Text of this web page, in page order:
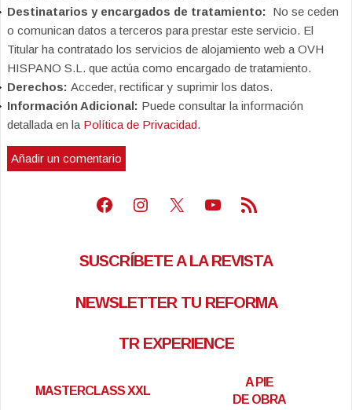
Destinatarios y encargados de tratamiento: No se ceden
o comunican datos a terceros para prestar este servicio. El
Titular ha contratado los servicios de alojamiento web a OVH
HISPANO S.L. que actúa como encargado de tratamiento.
Derechos: Acceder, rectificar y suprimir los datos.
Información Adicional: Puede consultar la información
detallada en la Política de Privacidad.
Facebook
Instagram
X Youtube
Feed RSS
SUSCRÍBETE A LA REVISTA
NEWSLETTER TU REFORMA
TR EXPERIENCE
MASTERCLASS XXL
A PIE
DE OBRA